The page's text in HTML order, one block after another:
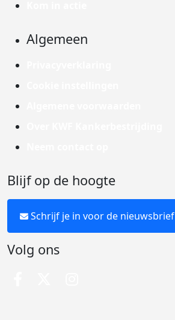
Algemeen
Blijf op de hoogte
Schrijf je in voor de nieuwsbrief
Volg ons